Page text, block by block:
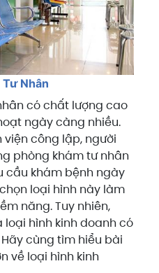
Nhân
có chất lượng cao
ngày càng nhiều.
công lập, người
phòng khám tư nhân
cầu khám bệnh ngày
loại hình này làm
năng. Tuy nhiên,
hình kinh doanh có
cùng tìm hiểu bài
về loại hình kinh